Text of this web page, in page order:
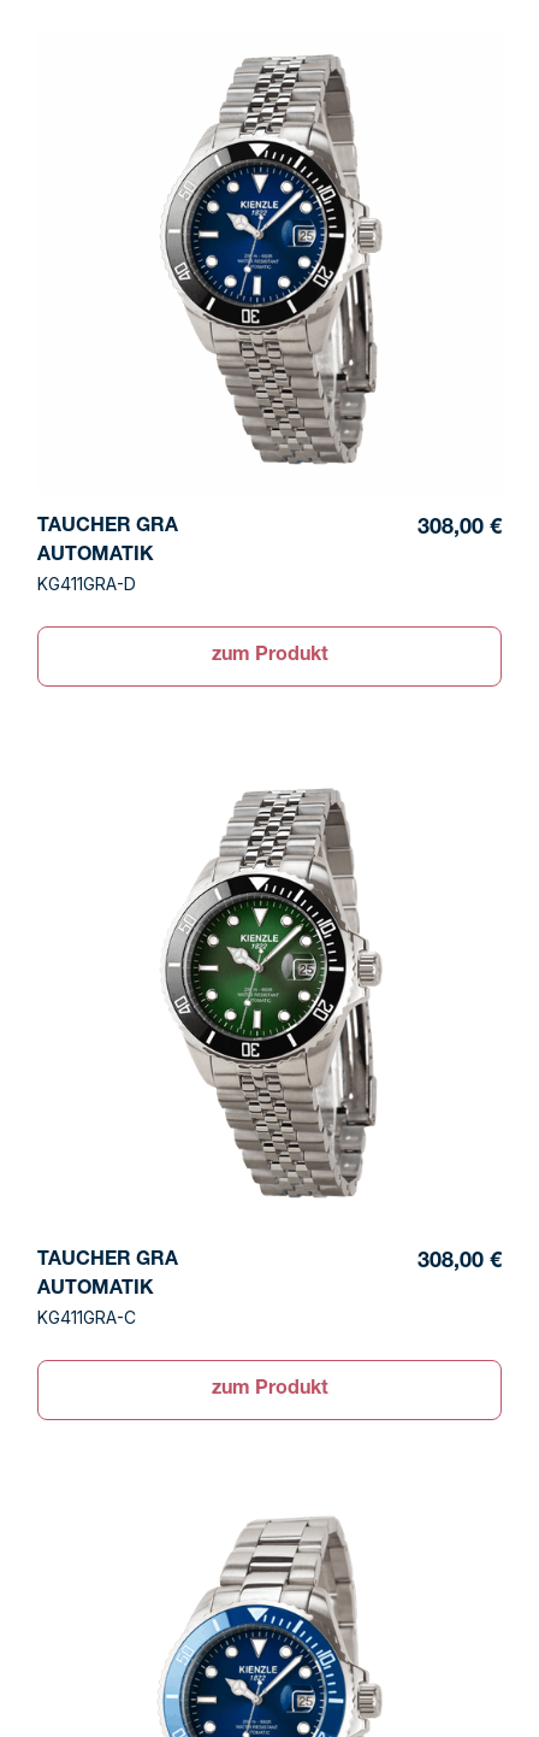
TAUCHER GRA
AUTOMATIK
KG411GRA-D
308,00 €
zum Produkt
TAUCHER GRA
AUTOMATIK
KG411GRA-C
308,00 €
zum Produkt